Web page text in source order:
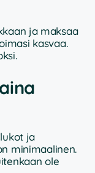
ja maksaa
kasvaa.
ja
minimaalinen.
ole